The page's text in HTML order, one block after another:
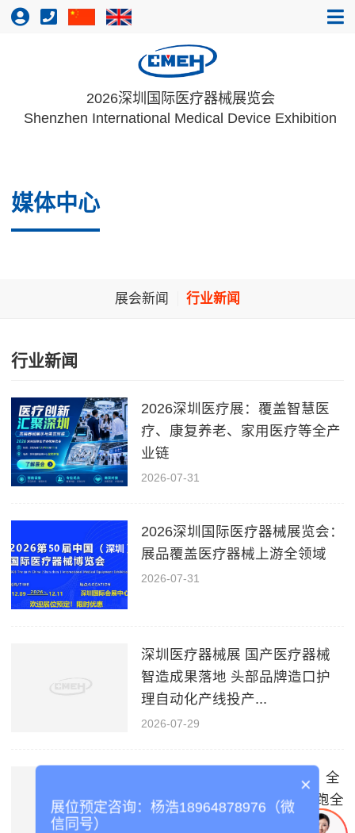
2026深圳国际医疗器械展览会
Shenzhen International Medical Device Exhibition
媒体中心
展会新闻 行业新闻
行业新闻
2026深圳医疗展：覆盖智慧医
疗、康复养老、家用医疗等全产
业链
2026-07-31
2026深圳国际医疗器械展览会：
展品覆盖医疗器械上游全领域
2026-07-31
深圳医疗器械展 国产医疗器械
智造成果落地 头部品牌造口护
理自动化产线投产...
2026-07-29
深圳国际医疗人工智能（AI）全
产业链展览会 上海AI医疗领跑全
×
展位预定咨询：杨浩18964878976（微
信同号）